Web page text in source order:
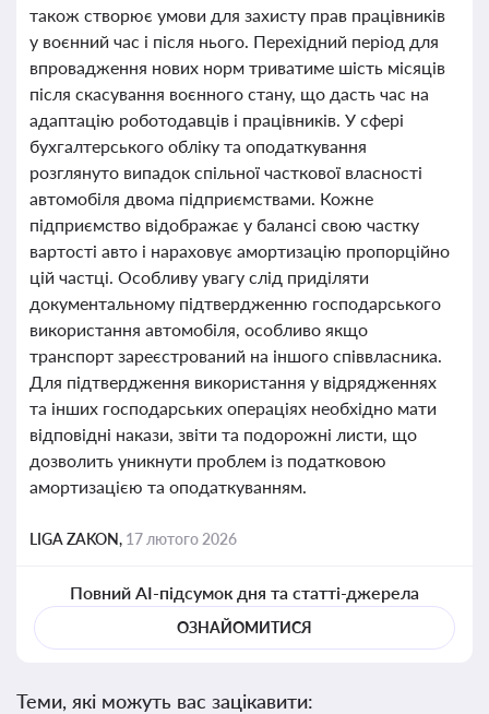
також створює умови для захисту прав працівників
у воєнний час і після нього. Перехідний період для
впровадження нових норм триватиме шість місяців
після скасування воєнного стану, що дасть час на
адаптацію роботодавців і працівників. У сфері
бухгалтерського обліку та оподаткування
розглянуто випадок спільної часткової власності
автомобіля двома підприємствами. Кожне
підприємство відображає у балансі свою частку
вартості авто і нараховує амортизацію пропорційно
цій частці. Особливу увагу слід приділяти
документальному підтвердженню господарського
використання автомобіля, особливо якщо
транспорт зареєстрований на іншого співвласника.
Для підтвердження використання у відрядженнях
та інших господарських операціях необхідно мати
відповідні накази, звіти та подорожні листи, що
дозволить уникнути проблем із податковою
амортизацією та оподаткуванням.
LIGA ZAKON, 17 лютого 2026
Повний AI-підсумок дня та статті-джерела
ОЗНАЙОМИТИСЯ
Теми, які можуть вас зацікавити: